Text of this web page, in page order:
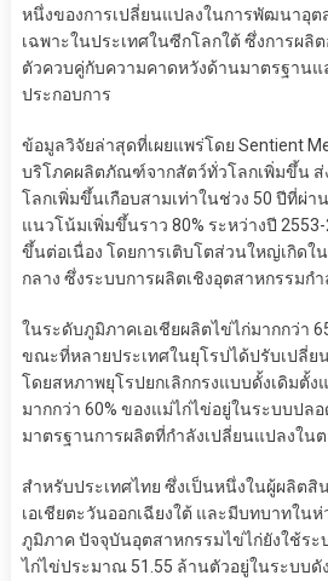
หนึ่งของการเปลี่ยนแปลงในการพัฒนาอุต
เฉพาะในประเทศในซีกโลกใต้ ซึ่งการผลิ
ตัวควบคู่กับความคาดหวังด้านมาตรฐาน
ประกอบการ
ข้อมูลวิจัยล่าสุดที่เผยแพร่โดย Sentient
บริโภคผลิตภัณฑ์จากสัตว์ทั่วโลกเพิ่มขึ้น ส่
โลกเพิ่มขึ้นเกือบสามเท่าในช่วง 50 ปีที่ผ่า
แนวโน้มเพิ่มขึ้นราว 80% ระหว่างปี
ขึ้นต่อเนื่อง โดยการเติบโตส่วนใหญ่เกิดใ
กลาง ซึ่งระบบการผลิตเชิงอุตสาหกรรมก
ในระดับภูมิภาคเอเชียผลิตไข่ไก่มากกว่า
ขณะที่หลายประเทศในยุโรปได้ปรับเปลี่
โดยสหภาพยุโรปยกเลิกกรงแบบดั้งเดิมตั้
มากกว่า 60% ของแม่ไก่ไข่อยู่ในระบบปล
มาตรฐานการผลิตที่กำลังเปลี่ยนแปลงใน
สำหรับประเทศไทย ซึ่งเป็นหนึ่งในผู้ผลิตสิ
เอเชียตะวันออกเฉียงใต้ และมีบทบาทใน
ภูมิภาค ปัจจุบันอุตสาหกรรมไข่ไก่ยังใช้ร
ไก่ไข่ประมาณ 51.55 ล้านตัวอยู่ในระบบดั